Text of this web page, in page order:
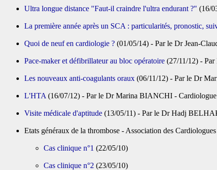
Ultra longue distance "Faut-il craindre l'ultra endurant ?" (16/
La première année après un SCA : particularités, pronostic,
Quoi de neuf en cardiologie ? (01/05/14) - Par le Dr Jean-
Pace-maker et défibrillateur au bloc opératoire (27/11/12) -
Les nouveaux anti-coagulants oraux (06/11/12) - Par le Dr
L'HTA (16/07/12) - Par le Dr Marina BIANCHI -
Visite médicale d'aptitude (13/05/11) - Par le Dr Hadj
Etats généraux de la thrombose - Association des
Cas clinique n°1 (22/05/10)
Cas clinique n°2 (23/05/10)